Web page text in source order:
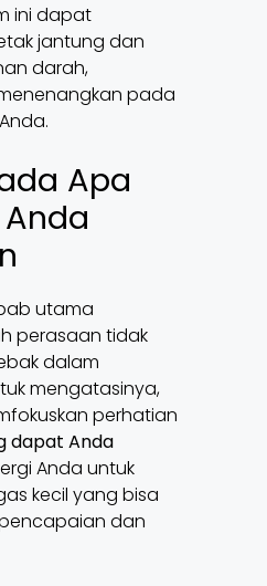
ini dapat
jantung dan
darah,
pada
Apa
utama
perasaan tidak
dalam
mengatasinya,
perhatian
dapat Anda
Anda untuk
kecil yang bisa
dan